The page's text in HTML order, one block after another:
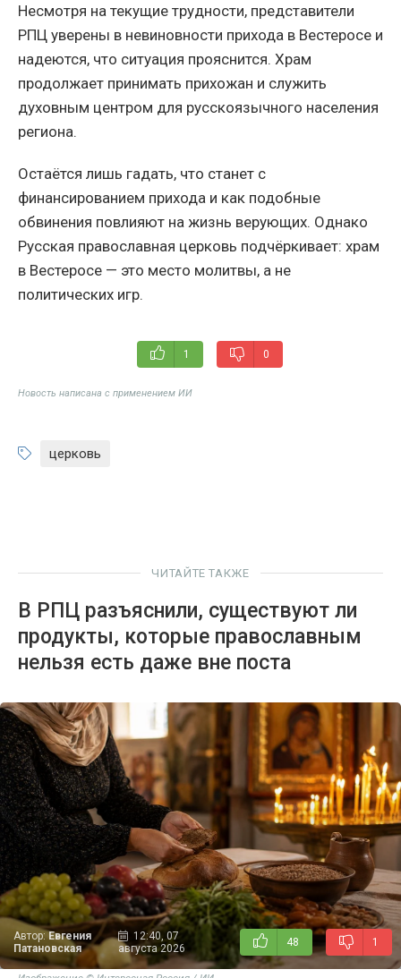
Несмотря на текущие трудности, представители
РПЦ уверены в невиновности прихода в Вестеросе и
надеются, что ситуация прояснится. Храм
продолжает принимать прихожан и служить
духовным центром для русскоязычного населения
региона.
Остаётся лишь гадать, что станет с
финансированием прихода и как подобные
обвинения повлияют на жизнь верующих. Однако
Русская православная церковь подчёркивает: храм
в Вестеросе — это место молитвы, а не
политических игр.
1 0
Новость написана с применением ИИ
церковь
ЧИТАЙТЕ ТАКЖЕ
В РПЦ разъяснили, существуют ли
продукты, которые православным
нельзя есть даже вне поста
Автор: Евгения
Патановская
12:40, 07
августа 2026
48 1